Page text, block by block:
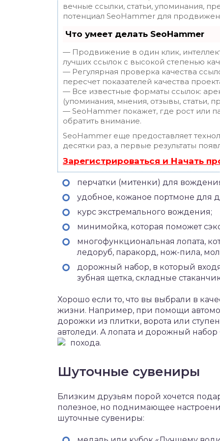
вечные ссылки, статьи, упоминания,
потенциал SeoHammer для
Что умеет делать SeoHammer
— Продвижение в один клик,
лучших ссылок с высокой степенью
— Регулярная проверка качества
пересчет показателей качества
— Все известные форматы ссылок:
(упоминания, мнения, отзывы, статьи,
— SeoHammer покажет, где рост или
обратить внимание.
SeoHammer еще предоставляет
десятки раз, а первые результаты
Зарегистрироваться и Начать
перчатки (митенки) для
удобное, кожаное портмоне для
курс экстремального вождения;
минимойка, которая поможет
многофункциональная лопата,
ледоруб, паракорд, нож-пила,
дорожный набор, в который
зубная щетка, складные
Хорошо если то, что вы выбрали в
жизни. Например, при помощи
дорожки из плитки, ворота или
автоледи. А лопата и дорожный набор
похода.
Шуточные сувениры
Близким друзьям порой хочется
полезное, но поднимающее
шуточные сувениры: